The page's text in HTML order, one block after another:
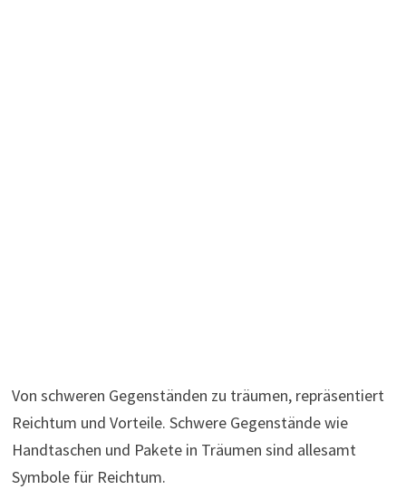
Von schweren Gegenständen zu träumen, repräsentiert
Reichtum und Vorteile. Schwere Gegenstände wie
Handtaschen und Pakete in Träumen sind allesamt
Symbole für Reichtum.